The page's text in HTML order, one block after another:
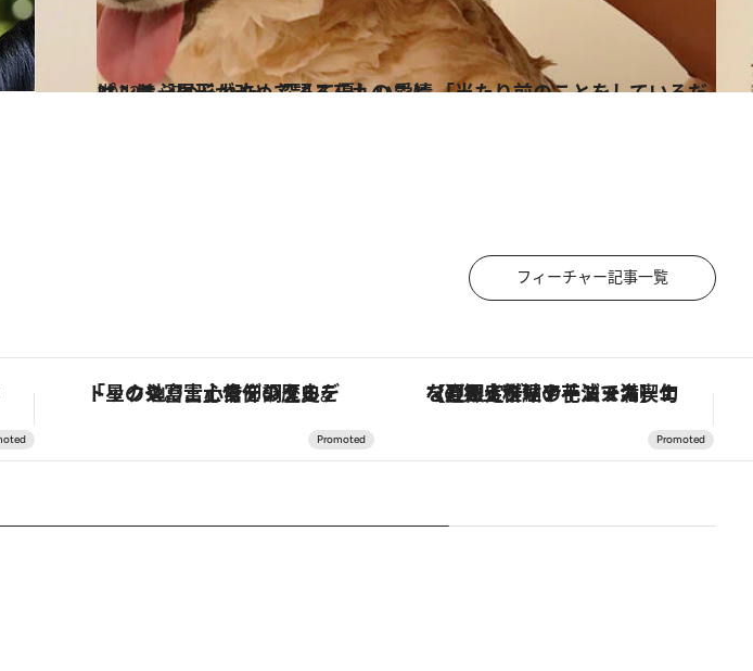
2022.5.27
パンサー尾形が改めて語る三九のこと 「当たり前のことをしているだけ」に 込められた、深くて優しい愛情
カルチャー
フィーチャー記事一覧
【夏限定ディナーコース】旬を迎える稚鮎や花ズッキーニなどをイタリア・トスカーナの郷土料理の手法で満喫！ 「大事なのは地域の意識を変えること」。ロレックス賞受賞の自然保護活動家が実現させたナイジェリアの自然環境の復活